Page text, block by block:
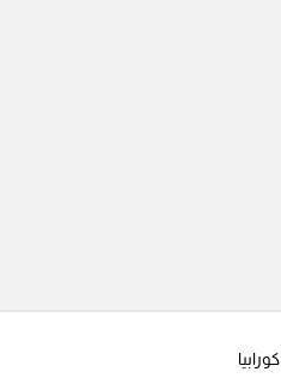
كورابيا